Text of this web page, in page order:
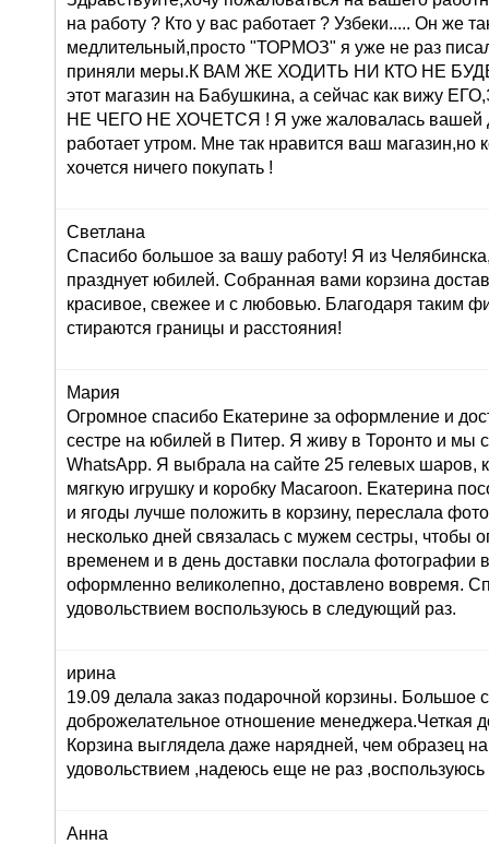
на работу ? Кто у вас работает ? Узбеки..... Он же
медлительный,просто "ТОРМОЗ" я уже не раз
приняли меры.К ВАМ ЖЕ ХОДИТЬ НИ КТО НЕ
этот магазин на Бабушкина, а сейчас как вижу
НЕ ЧЕГО НЕ ХОЧЕТСЯ ! Я уже жаловалась вашей
работает утром. Мне так нравится ваш магазин,но
хочется ничего покупать !
Светлана
Спасибо большое за вашу работу! Я из
празднует юбилей. Собранная вами корзина
красивое, свежее и с любовью. Благодаря таким
стираются границы и расстояния!
Мария
Огромное спасибо Екатерине за оформление и
сестре на юбилей в Питер. Я живу в Торонто и мы
WhatsApp. Я выбрала на сайте 25 гелевых шаров,
мягкую игрушку и коробку Macaroon. Екатерина
и ягоды лучше положить в корзину, переслала
несколько дней связалась с мужем сестры, чтобы
временем и в день доставки послала фотографии
оформленно великолепно, доставлено вовремя.
удовольствием воспользуюсь в следующий раз.
ирина
19.09 делала заказ подарочной корзины. Большое
доброжелательное отношение менеджера.Четкая
Корзина выглядела даже нарядней, чем образец
удовольствием ,надеюсь еще не раз
Анна